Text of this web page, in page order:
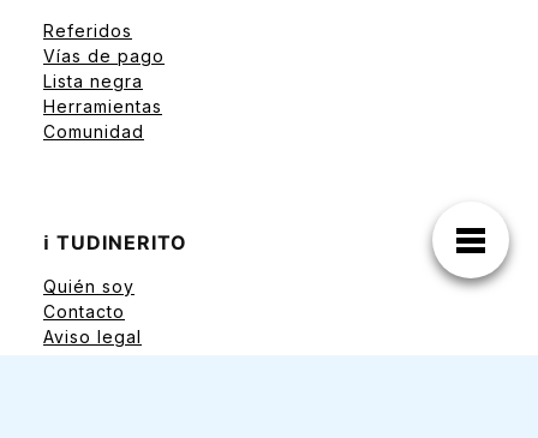
Referidos
Vías de pago
Lista negra
Herramientas
Comunidad
ℹ️ TUDINERITO
Quién soy
Contacto
Aviso legal